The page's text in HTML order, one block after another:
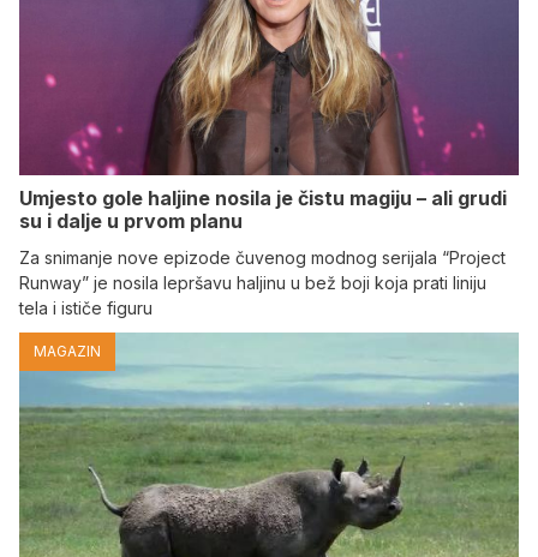
Umjesto gole haljine nosila je čistu magiju – ali grudi
su i dalje u prvom planu
Za snimanje nove epizode čuvenog modnog serijala “Project
Runway” je nosila lepršavu haljinu u bež boji koja prati liniju
tela i ističe figuru
MAGAZIN